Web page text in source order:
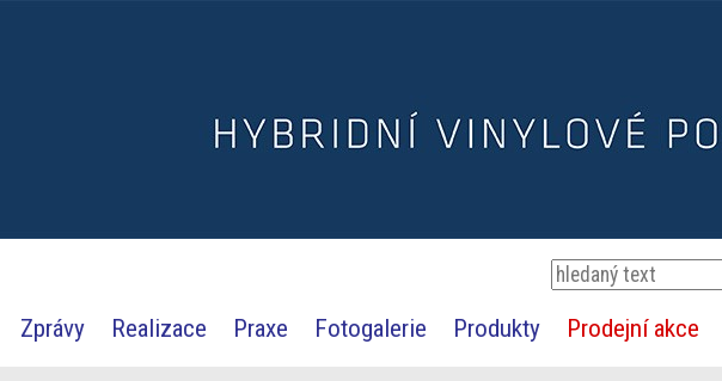
Zprávy Realizace Praxe Fotogalerie Produkty Prodejní akce